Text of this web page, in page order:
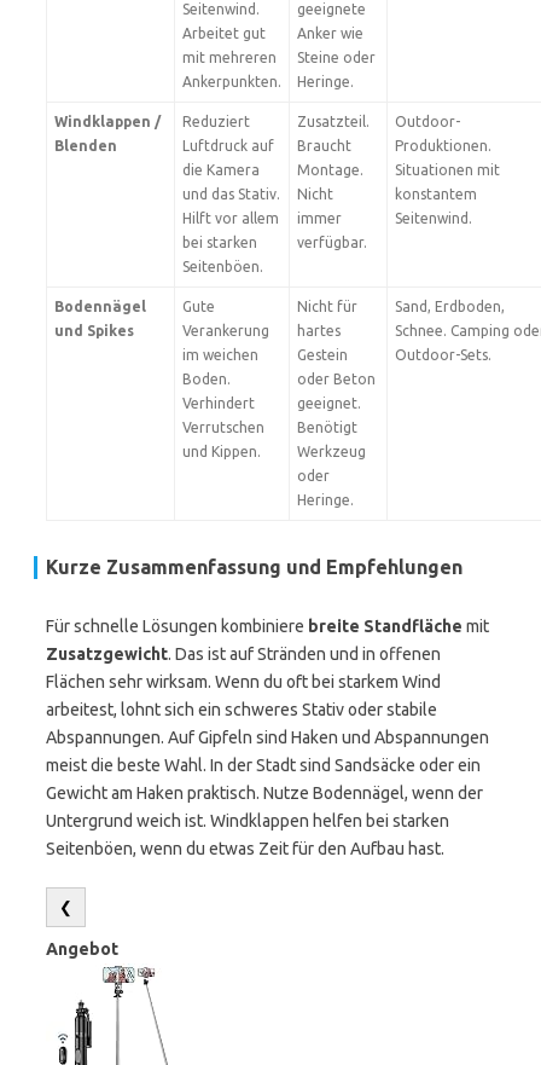
Seitenwind.
Arbeitet gut
mit mehreren
Ankerpunkten.
geeignete
Anker wie
Steine oder
Heringe.
Windklappen /
Blenden
Reduziert
Luftdruck auf
die Kamera
und das Stativ.
Hilft vor allem
bei starken
Seitenböen.
Zusatzteil.
Braucht
Montage.
Nicht
immer
verfügbar.
Outdoor-
Produktionen.
Situationen mit
konstantem
Seitenwind.
Bodennägel
und Spikes
Gute
Verankerung
im weichen
Boden.
Verhindert
Verrutschen
und Kippen.
Nicht für
hartes
Gestein
oder Beton
geeignet.
Benötigt
Werkzeug
oder
Heringe.
Sand, Erdboden,
Schnee. Camping
Outdoor-Sets.
Kurze Zusammenfassung und Empfehlungen
Für schnelle Lösungen kombiniere breite Standfläche mit
Zusatzgewicht. Das ist auf Stränden und in offenen
Flächen sehr wirksam. Wenn du oft bei starkem Wind
arbeitest, lohnt sich ein schweres Stativ oder stabile
Abspannungen. Auf Gipfeln sind Haken und Abspannungen
meist die beste Wahl. In der Stadt sind Sandsäcke oder ein
Gewicht am Haken praktisch. Nutze Bodennägel, wenn der
Untergrund weich ist. Windklappen helfen bei starken
Seitenböen, wenn du etwas Zeit für den Aufbau hast.
❮
Angebot